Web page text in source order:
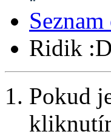
Ridik :D
Pokud